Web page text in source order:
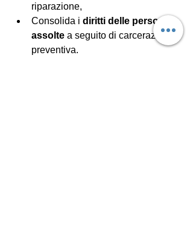
riparazione,
Consolida i diritti delle persone
assolte a seguito di carcerazione
preventiva.